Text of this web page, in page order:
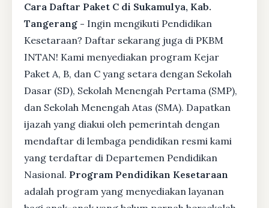
Cara Daftar Paket C di Sukamulya, Kab.
Tangerang - Ingin mengikuti Pendidikan
Kesetaraan? Daftar sekarang juga di PKBM
INTAN! Kami menyediakan program Kejar
Paket A, B, dan C yang setara dengan Sekolah
Dasar (SD), Sekolah Menengah Pertama (SMP),
dan Sekolah Menengah Atas (SMA). Dapatkan
ijazah yang diakui oleh pemerintah dengan
mendaftar di lembaga pendidikan resmi kami
yang terdaftar di Departemen Pendidikan
Nasional. Program Pendidikan Kesetaraan
adalah program yang menyediakan layanan